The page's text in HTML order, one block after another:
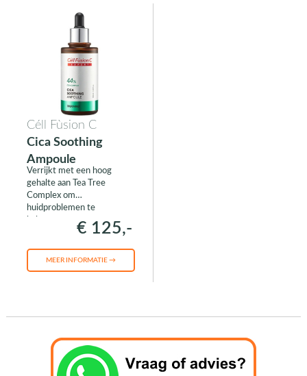
Céll Fùsion C
Cica Soothing
Ampoule
Verrijkt met een hoog
gehalte aan Tea Tree
Complex om
huidproblemen te
€ 125,-
MEER INFORMATIE →